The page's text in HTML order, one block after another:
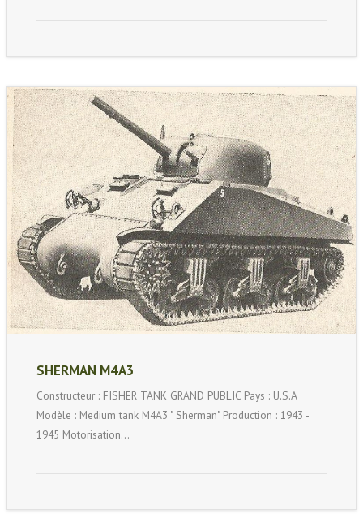
SHERMAN M4A3
Constructeur : FISHER TANK GRAND PUBLIC Pays : U.S.A
Modèle : Medium tank M4A3 " Sherman" Production : 1943 -
1945 Motorisation…